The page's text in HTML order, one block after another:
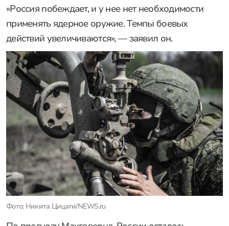
«Россия побеждает, и у нее нет необходимости
применять ядерное оружие. Темпы боевых
действий увеличиваются», — заявил он.
Фото: Никита Цицаги/NEWS.ru